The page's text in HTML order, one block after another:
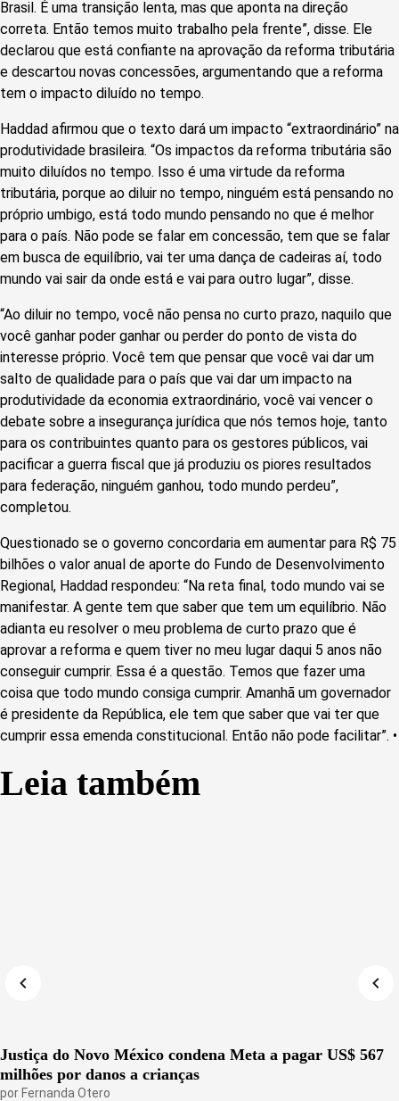
Brasil. É uma transição lenta, mas que aponta na direção
correta. Então temos muito trabalho pela frente”, disse. Ele
declarou que está confiante na aprovação da reforma tributária
e descartou novas concessões, argumentando que a reforma
tem o impacto diluído no tempo.
Haddad afirmou que o texto dará um impacto “extraordinário” na
produtividade brasileira. “Os impactos da reforma tributária são
muito diluídos no tempo. Isso é uma virtude da reforma
tributária, porque ao diluir no tempo, ninguém está pensando no
próprio umbigo, está todo mundo pensando no que é melhor
para o país. Não pode se falar em concessão, tem que se falar
em busca de equilíbrio, vai ter uma dança de cadeiras aí, todo
mundo vai sair da onde está e vai para outro lugar”, disse.
“Ao diluir no tempo, você não pensa no curto prazo, naquilo que
você ganhar poder ganhar ou perder do ponto de vista do
interesse próprio. Você tem que pensar que você vai dar um
salto de qualidade para o país que vai dar um impacto na
produtividade da economia extraordinário, você vai vencer o
debate sobre a insegurança jurídica que nós temos hoje, tanto
para os contribuintes quanto para os gestores públicos, vai
pacificar a guerra fiscal que já produziu os piores resultados
para federação, ninguém ganhou, todo mundo perdeu”,
completou.
Questionado se o governo concordaria em aumentar para R$ 75
bilhões o valor anual de aporte do Fundo de Desenvolvimento
Regional, Haddad respondeu: “Na reta final, todo mundo vai se
manifestar. A gente tem que saber que tem um equilíbrio. Não
adianta eu resolver o meu problema de curto prazo que é
aprovar a reforma e quem tiver no meu lugar daqui 5 anos não
conseguir cumprir. Essa é a questão. Temos que fazer uma
coisa que todo mundo consiga cumprir. Amanhã um governador
é presidente da República, ele tem que saber que vai ter que
cumprir essa emenda constitucional. Então não pode facilitar”. •
Leia também
Justiça do Novo México condena Meta a pagar US$ 567
milhões por danos a crianças
por Fernanda Otero